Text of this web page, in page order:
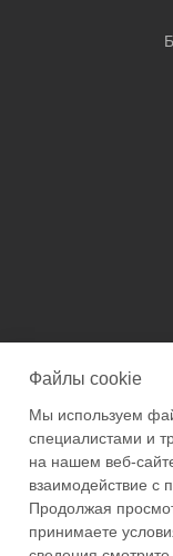
2026 ©
Файлы cookie
Мы используем
специалистами и
на нашем веб-
взаимодействие с
Продолжая
принимаете